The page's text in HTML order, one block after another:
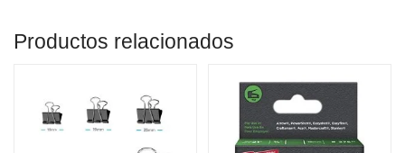
Productos relacionados